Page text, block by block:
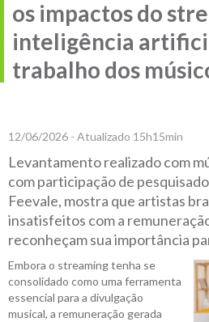
os impactos do
inteligência
trabalho dos
12/06/2026 - Atualizado 15h15min
Levantamento realizado com
com participação de
Feevale, mostra que artistas
insatisfeitos com a
reconheçam sua importância
Embora o streaming tenha se
consolidado como uma ferramenta
essencial para a divulgação
musical, a remuneração gerada